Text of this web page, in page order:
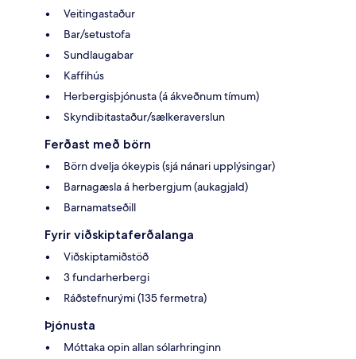
Veitingastaður
Bar/setustofa
Sundlaugabar
Kaffihús
Herbergisþjónusta (á ákveðnum tímum)
Skyndibitastaður/sælkeraverslun
Ferðast með börn
Börn dvelja ókeypis (sjá nánari upplýsingar)
Barnagæsla á herbergjum (aukagjald)
Barnamatseðill
Fyrir viðskiptaferðalanga
Viðskiptamiðstöð
3 fundarherbergi
Ráðstefnurými (135 fermetra)
Þjónusta
Móttaka opin allan sólarhringinn